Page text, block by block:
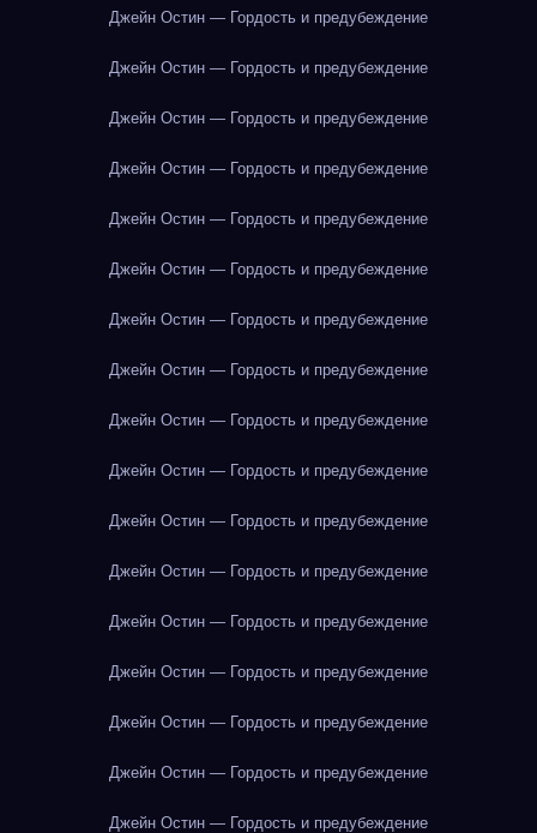
Джейн Остин — Гордость и предубеждение
Джейн Остин — Гордость и предубеждение
Джейн Остин — Гордость и предубеждение
Джейн Остин — Гордость и предубеждение
Джейн Остин — Гордость и предубеждение
Джейн Остин — Гордость и предубеждение
Джейн Остин — Гордость и предубеждение
Джейн Остин — Гордость и предубеждение
Джейн Остин — Гордость и предубеждение
Джейн Остин — Гордость и предубеждение
Джейн Остин — Гордость и предубеждение
Джейн Остин — Гордость и предубеждение
Джейн Остин — Гордость и предубеждение
Джейн Остин — Гордость и предубеждение
Джейн Остин — Гордость и предубеждение
Джейн Остин — Гордость и предубеждение
Джейн Остин — Гордость и предубеждение